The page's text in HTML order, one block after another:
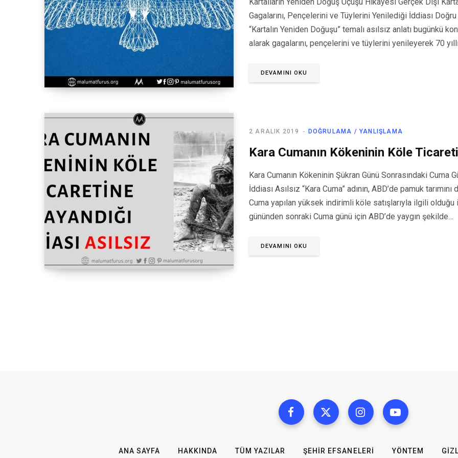
Gagalarını, Pençelerini ve Tüylerini Yenilediği İddiası
“Kartalın Yeniden Doğuşu” temalı asılsız anlatı bugünkü
alarak gagalarını, pençelerini ve tüylerini yenileyerek 70
DEVAMINI OKU
DOĞRULAMA / YANLIŞLAMA
2 ARALIK 2019
Kara Cumanın Kökeninin Köle
Kara Cumanın Kökeninin Şükran Günü Sonrasındaki Cuma
İddiası Asılsız “Kara Cuma” adının, ABD’de pamuk
Cuma yapılan yüksek indirimli köle satışlarıyla ilgili olduğu
gününden sonraki Cuma günü için ABD’de yaygın şekilde…
DEVAMINI OKU
ANA SAYFA HAKKINDA TÜM YAZILAR ŞEHIR EFSANELERI YÖNTEM